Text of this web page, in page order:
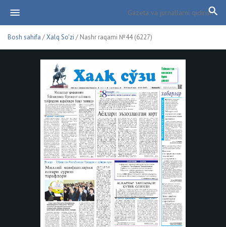
Bosh sahifa /Xalq So'zi / Nashr raqami №44 (6227)